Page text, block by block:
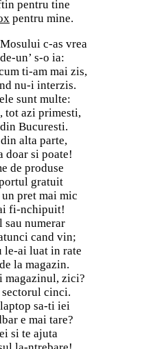
pentru tine
pentru mine.
c-as vrea
un’ s-o ia:
ti-am mai zis,
nu-i interzis.
sunt multe:
tot azi primesti,
Bucuresti.
alta parte,
doar si poate!
de produse
gratuit
pret mai mic
fi-nchipuit!
sau numerar
cand vin;
le-ai luat in rate
la magazin.
magazinul, zici?
cinci.
sa-ti iei
e mai tare?
si te ajuta